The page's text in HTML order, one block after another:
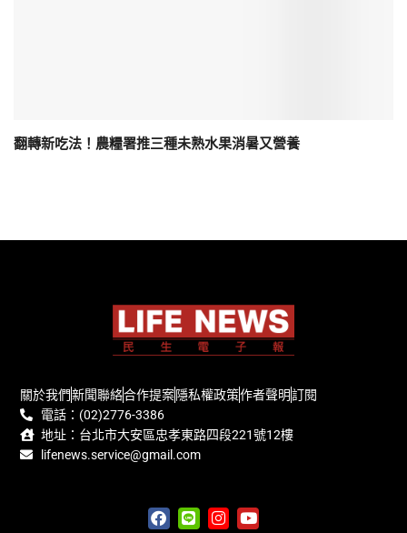
翻轉新吃法！農糧署推三種未熟水果消暑又營養
關於我們新聞聯絡合作提案隱私權政策作者聲明訂閱
電話：(02)2776-3386
地址：台北市大安區忠孝東路四段221號12樓
lifenews.service@gmail.com